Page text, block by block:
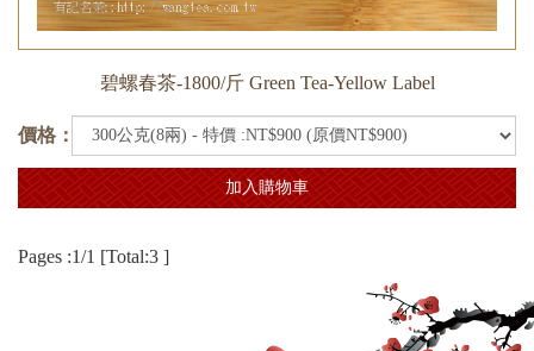
碧螺春茶-1800/斤 Green Tea-Yellow Label
價格：
加入購物車
Pages :1/1 [Total:3 ]